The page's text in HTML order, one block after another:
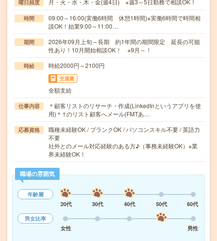
曜日頻度 月・火・水・木・金(週4日) ※週3～5日勤務で相談OK！
時間
09:00～16:00(実働6時間 休憩1時間)※実働6時間で時間相
談OK！始業9:00～11:00…
期間
2026年09月上旬～長期 約1年間の期間限定 延長の可能
性あり！10月開始相談OK！ ※9月～！
時給 時給2000円～2100円
交通費
全額支給
仕事内容
＊顧客リストのリサーチ・作成(LinkedInというアプリを使
用)＊↑のリスト顧客へメール(FMTあ…
応募資格
職種未経験OK / ブランクOK / パソコンスキル不要 / 英語力
不要
社外とのメール対応経験のある方♪（事務未経験OK）※業
界未経験OK！
職場の雰囲気
年齢層
20代
30代 40代 50代
60代
男女比率
女性
男性